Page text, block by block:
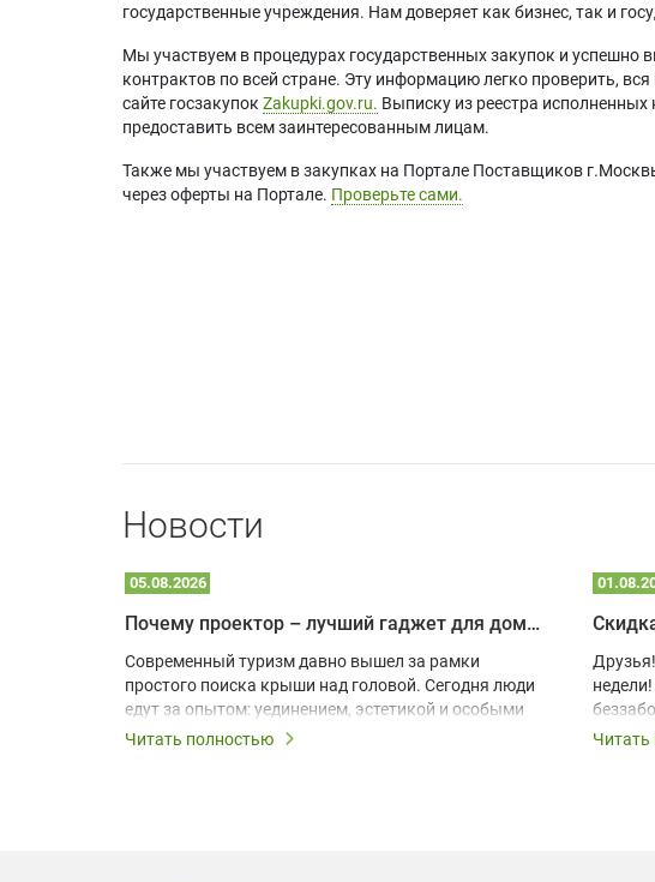
государственные учреждения. Нам доверяет как бизнес, так и
Мы участвуем в процедурах государственных закупок и успешно
контрактов по всей стране. Эту информацию легко проверить,
сайте госзакупок Zakupki.gov.ru. Выписку из реестра
предоставить всем заинтересованным лицам.
Также мы участвуем в закупках на Портале Поставщиков
через оферты на Портале. Проверьте сами.
Новости
05.08.2026
Почему проектор – лучший гаджет для домика в глэмпинге
Современный туризм давно вышел за рамки
простого поиска крыши над головой. Сегодня люди
едут за опытом: уединением, эстетикой и особыми
ощущениями. Владельцы A-frame домов,
Читать полностью